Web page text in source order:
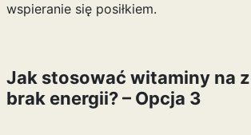
wspieranie się posiłkiem.
Jak stosować witaminy na
brak energii? – Opcja 3